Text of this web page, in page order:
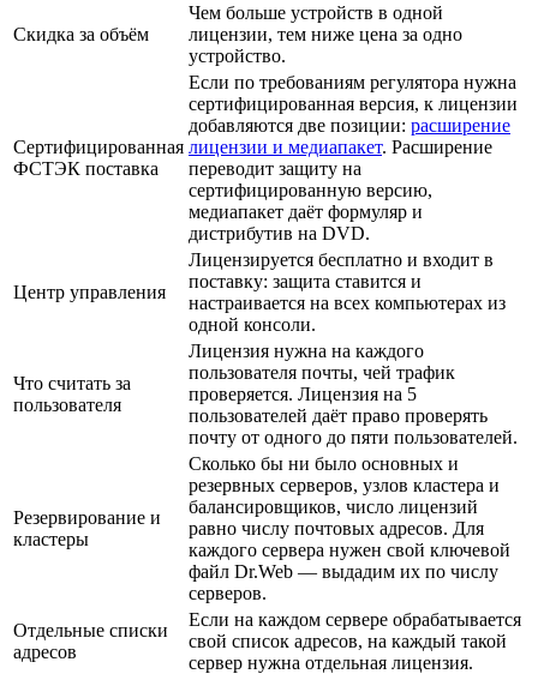
Скидка за объём
Чем больше устройств в одной
лицензии, тем ниже цена за одно
устройство.
Сертифицированная
ФСТЭК поставка
Если по требованиям регулятора нужна
сертифицированная версия, к лицензии
добавляются две позиции: расширение
лицензии и медиапакет. Расширение
переводит защиту на
сертифицированную версию,
медиапакет даёт формуляр и
дистрибутив на DVD.
Центр управления
Лицензируется бесплатно и входит в
поставку: защита ставится и
настраивается на всех компьютерах из
одной консоли.
Что считать за
пользователя
Лицензия нужна на каждого
пользователя почты, чей трафик
проверяется. Лицензия на 5
пользователей даёт право проверять
почту от одного до пяти пользователей.
Резервирование и
кластеры
Сколько бы ни было основных и
резервных серверов, узлов кластера и
балансировщиков, число лицензий
равно числу почтовых адресов. Для
каждого сервера нужен свой ключевой
файл Dr.Web — выдадим их по числу
серверов.
Отдельные списки
адресов
Если на каждом сервере обрабатывается
свой список адресов, на каждый такой
сервер нужна отдельная лицензия.